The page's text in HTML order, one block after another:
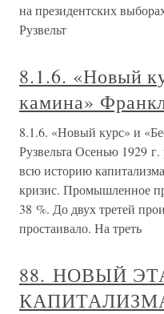
на президентских
Рузвельт
8.1.6. «Новый
камина»
8.1.6. «Новый курс» и
Рузвельта Осенью 1929
всю историю
кризис. Промышленное
38 %. До двух третей
простаивало. На треть
88. НОВЫЙ